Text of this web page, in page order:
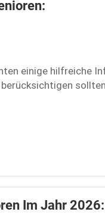
einige hilfreiche
und Mobilität
Im Jahr